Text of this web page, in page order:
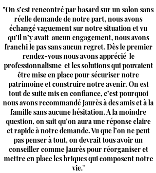
"On s’est rencontré par hasard sur un salon sans
réelle demande de notre part, nous avons
échangé vaguement sur notre situation et vu
qu’il n’y avait aucun engagement, nous avons
franchi le pas sans aucun regret. Dès le premier
rendez-vous nous avons apprécié le
professionnalisme et les solutions qui pouvaient
être mise en place pour sécuriser notre
patrimoine et construire notre avenir. On est
tout de suite mis en confiance, c’est pourquoi
nous avons recommandé Jaurès à des amis et à la
famille sans aucune hésitation. A la moindre
question, on sait qu’on aura une réponse claire
et rapide à notre demande.Vu que l’on ne peut
pas penser à tout, on devrait tous avoir un
conseiller comme Jaurès pour réorganiser et
mettre en place les briques qui composent notre
vie."